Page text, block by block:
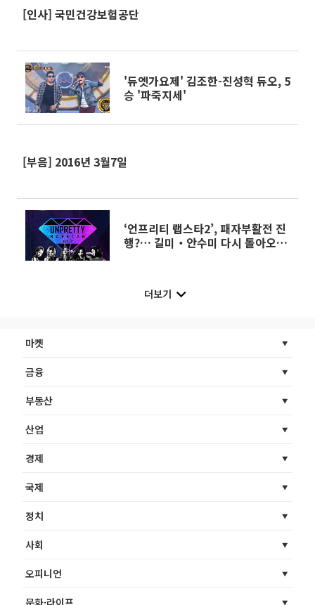
[인사] 국민건강보험공단
'듀엣가요제' 김조한-진성혁 듀오, 5
승 '파죽지세'
[부음] 2016년 3월7일
‘언프리티 랩스타2’, 패자부활전 진
행?… 길미‧안수미 다시 돌아오나
더보기
마켓
금융
부동산
산업
경제
국제
정치
사회
오피니언
문화·라이프